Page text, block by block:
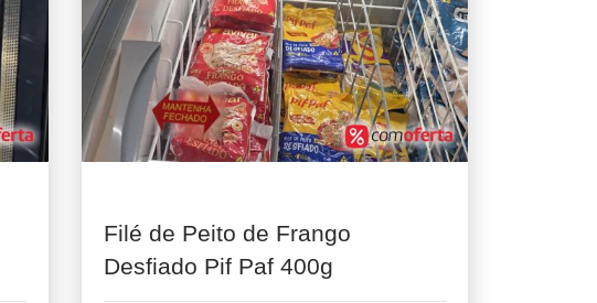
Filé de Peito de Frango
Desfiado Pif Paf 400g